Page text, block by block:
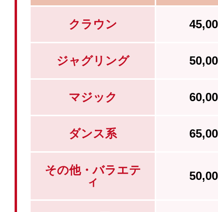
クラウン
ジャグリング
マジック
ダンス系
その他・バラエテ
ィ